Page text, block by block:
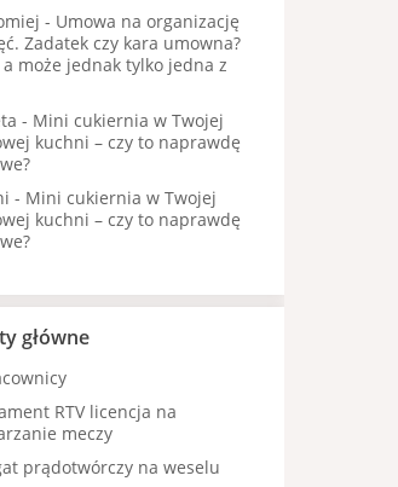
- Umowa na organizację
Zadatek czy kara umowna?
a może jednak tylko jedna z
- Mini cukiernia w Twojej
kuchni – czy to naprawdę
- Mini cukiernia w Twojej
kuchni – czy to naprawdę
główne
RTV licencja na
meczy
prądotwórczy na weselu